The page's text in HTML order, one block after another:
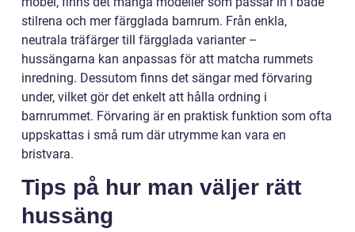
stilrena och mer färgglada barnrum. Från enkla,
neutrala träfärger till färgglada varianter –
hussängarna kan anpassas för att matcha rummets
inredning. Dessutom finns det sängar med förvaring
under, vilket gör det enkelt att hålla ordning i
barnrummet. Förvaring är en praktisk funktion som ofta
uppskattas i små rum där utrymme kan vara en
bristvara.
Tips på hur man väljer rätt
hussäng